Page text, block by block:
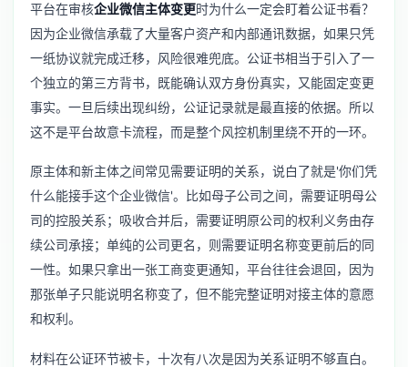
平台在审核企业微信主体变更时为什么一定会盯着公证书看？
因为企业微信承载了大量客户资产和内部通讯数据，如果只凭
一纸协议就完成迁移，风险很难兜底。公证书相当于引入了一
个独立的第三方背书，既能确认双方身份真实，又能固定变更
事实。一旦后续出现纠纷，公证记录就是最直接的依据。所以
这不是平台故意卡流程，而是整个风控机制里绕不开的一环。
原主体和新主体之间常见需要证明的关系，说白了就是'你们凭
什么能接手这个企业微信'。比如母子公司之间，需要证明母公
司的控股关系；吸收合并后，需要证明原公司的权利义务由存
续公司承接；单纯的公司更名，则需要证明名称变更前后的同
一性。如果只拿出一张工商变更通知，平台往往会退回，因为
那张单子只能说明名称变了，但不能完整证明对接主体的意愿
和权利。
材料在公证环节被卡，十次有八次是因为关系证明不够直白。